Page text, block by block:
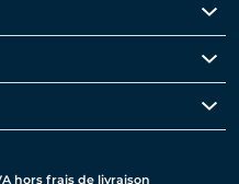
hors frais de livraison